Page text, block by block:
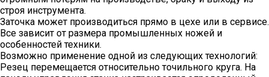
строя инструмента.
Заточка может производиться прямо в цехе или в сервисе.
Все зависит от размера промышленных ножей и
особенностей техники.
Возможно применение одной из следующих технологий:
Резец перемещается относительно точильного круга. На